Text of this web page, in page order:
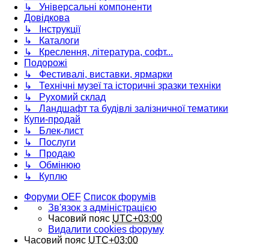
↳ Універсальні компоненти
Довідкова
↳ Інструкції
↳ Каталоги
↳ Креслення, література, софт...
Подорожі
↳ Фестивалі, виставки, ярмарки
↳ Технічні музеї та історичні зразки техніки
↳ Рухомий склад
↳ Ландшафт та будівлі залізничної тематики
Купи-продай
↳ Блек-лист
↳ Послуги
↳ Продаю
↳ Обмінюю
↳ Куплю
Форуми OEF Список форумів
Зв'язок з адміністрацією
Часовий пояс UTC+03:00
Видалити cookies форуму
Часовий пояс UTC+03:00